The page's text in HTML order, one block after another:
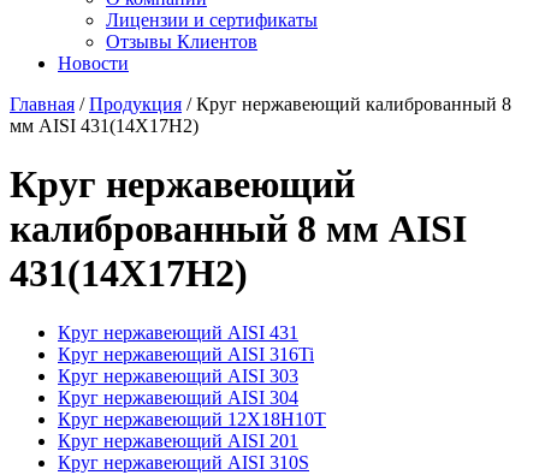
Лицензии и сертификаты
Отзывы Клиентов
Новости
Главная /Продукция /Круг нержавеющий калиброванный 8
мм AISI 431(14Х17Н2)
Круг нержавеющий
калиброванный 8 мм AISI
431(14Х17Н2)
Круг нержавеющий AISI 431
Круг нержавеющий AISI 316Ti
Круг нержавеющий AISI 303
Круг нержавеющий AISI 304
Круг нержавеющий 12Х18Н10Т
Круг нержавеющий AISI 201
Круг нержавеющий AISI 310S